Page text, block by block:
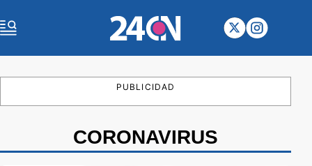
PUBLICIDAD
CORONAVIRUS